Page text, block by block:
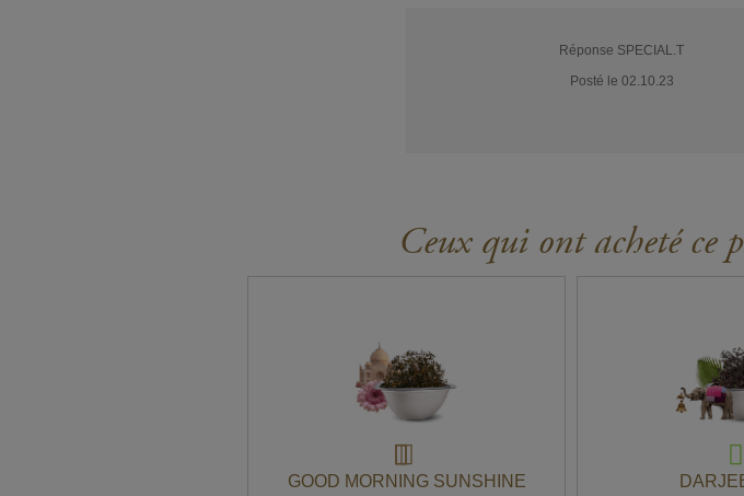
Réponse SPECIAL.T
Posté le 02.10.23
Ceux qui ont acheté ce
GOOD MORNING SUNSHINE